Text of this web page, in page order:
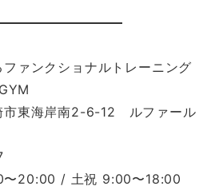
ァンクショナルトレーニング
市東海岸南2-6-12 ルファール
〜20:00 / 土祝 9:00〜18:00